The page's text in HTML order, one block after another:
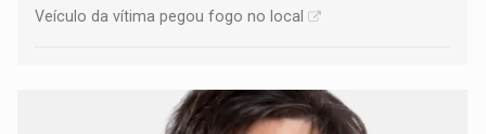
Veículo da vítima pegou fogo no local